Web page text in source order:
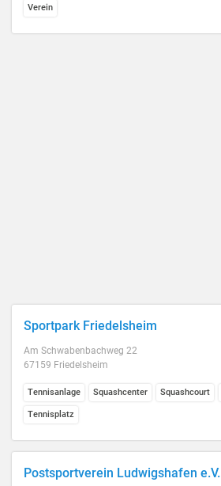
Verein
Sportpark Friedelsheim
Am Schwabenbachweg 22
67159 Friedelsheim
Tennisanlage Squashcenter Squashcourt
Tennisplatz
Postsportverein Ludwigshafen e.V.